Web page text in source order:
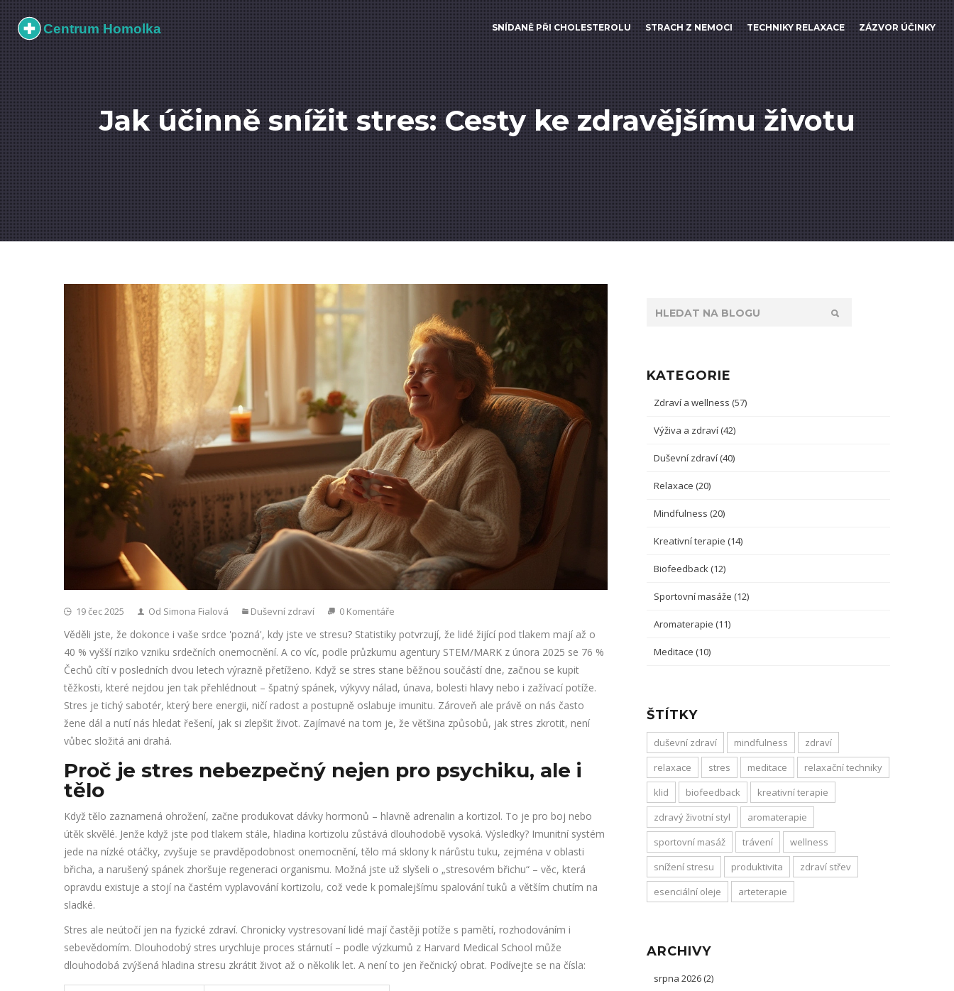
SNÍDANĚ PŘI CHOLESTEROLU STRACH Z NEMOCI TECHNIKY RELAXACE ZÁZVOR ÚČINKY
Jak účinně snížit stres: Cesty ke zdravějšímu životu
19 čec 2025 Od Simona Fialová Duševní zdraví 0 Komentáře
Věděli jste, že dokonce i vaše srdce 'pozná', kdy jste ve stresu? Statistiky potvrzují, že lidé žijící pod tlakem mají až o
40 % vyšší riziko vzniku srdečních onemocnění. A co víc, podle průzkumu agentury STEM/MARK z února 2025 se 76 %
Čechů cítí v posledních dvou letech výrazně přetíženo. Když se stres stane běžnou součástí dne, začnou se kupit
těžkosti, které nejdou jen tak přehlédnout – špatný spánek, výkyvy nálad, únava, bolesti hlavy nebo i zažívací potíže.
Stres je tichý sabotér, který bere energii, ničí radost a postupně oslabuje imunitu. Zároveň ale právě on nás často
žene dál a nutí nás hledat řešení, jak si zlepšit život. Zajímavé na tom je, že většina způsobů, jak stres zkrotit, není
vůbec složitá ani drahá.
Proč je stres nebezpečný nejen pro psychiku, ale i
tělo
Když tělo zaznamená ohrožení, začne produkovat dávky hormonů – hlavně adrenalin a kortizol. To je pro boj nebo
útěk skvělé. Jenže když jste pod tlakem stále, hladina kortizolu zůstává dlouhodobě vysoká. Výsledky? Imunitní systém
jede na nízké otáčky, zvyšuje se pravděpodobnost onemocnění, tělo má sklony k nárůstu tuku, zejména v oblasti
břicha, a narušený spánek zhoršuje regeneraci organismu. Možná jste už slyšeli o „stresovém břichu“ – věc, která
opravdu existuje a stojí na častém vyplavování kortizolu, což vede k pomalejšímu spalování tuků a větším chutím na
sladké.
Stres ale neútočí jen na fyzické zdraví. Chronicky vystresovaní lidé mají častěji potíže s pamětí, rozhodováním i
sebevědomím. Dlouhodobý stres urychluje proces stárnutí – podle výzkumů z Harvard Medical School může
dlouhodobá zvýšená hladina stresu zkrátit život až o několik let. A není to jen řečnický obrat. Podívejte se na čísla:
KATEGORIE
Zdraví a wellness (57)
Výživa a zdraví (42)
Duševní zdraví (40)
Relaxace (20)
Mindfulness (20)
Kreativní terapie (14)
Biofeedback (12)
Sportovní masáže (12)
Aromaterapie (11)
Meditace (10)
ŠTÍTKY
duševní zdraví mindfulness
zdraví
relaxace
stres meditace
relaxační techniky
klid
biofeedback
kreativní terapie
zdravý životní styl
aromaterapie
sportovní masáž
trávení
wellness
snížení stresu
produktivita
zdraví střev
esenciální oleje
arteterapie
ARCHIVY
srpna 2026 (2)